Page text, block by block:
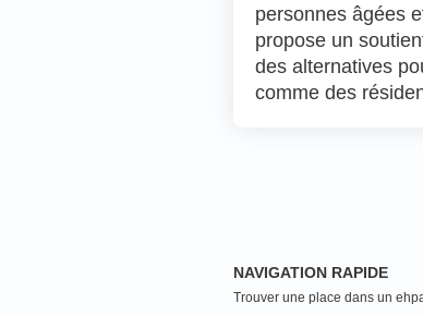
personnes âgées
propose un
des alternatives
comme des
NAVIGATION RAPIDE
Trouver une place dans un